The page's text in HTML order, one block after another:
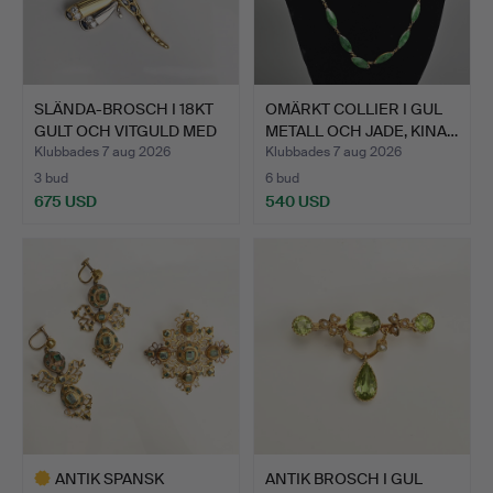
SLÄNDA-BROSCH I 18KT
GULT OCH VITGULD MED
…
Klubbades 7 aug 2026
3 bud
675 USD
OMÄRKT COLLIER I GUL
METALL OCH JADE, KINA…
Klubbades 7 aug 2026
6 bud
540 USD
ANTIK SPANSK
ANTIK BROSCH I GUL